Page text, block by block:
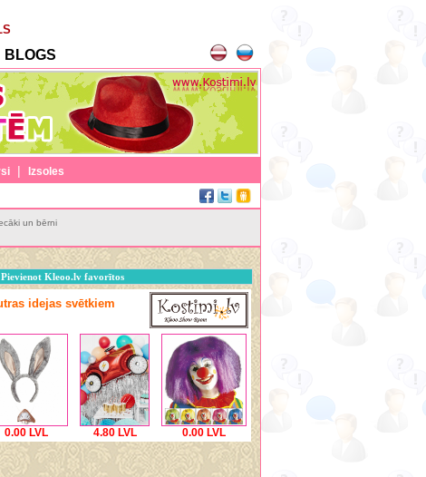
BLOGS
|
Izsoles
un bērni
Pievienot Kleoo.lv favorītos
idejas svētkiem
0.00 LVL 4.80 LVL 0.00 LVL